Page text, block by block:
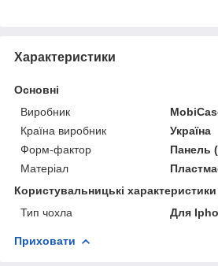
Характеристики
Основні
Виробник
Країна виробник
Україна
Форм-фактор
Панель
Матеріал
Користувальницькі характеристики
Тип чохла
Для
Приховати